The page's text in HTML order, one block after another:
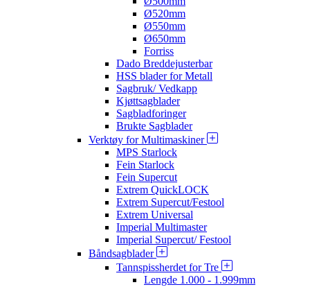
Ø520mm
Ø550mm
Ø650mm
Forriss
Dado Breddejusterbar
HSS blader for Metall
Sagbruk/ Vedkapp
Kjøttsagblader
Sagbladforinger
Brukte Sagblader
Verktøy for Multimaskiner
MPS Starlock
Fein Starlock
Fein Supercut
Extrem QuickLOCK
Extrem Supercut/Festool
Extrem Universal
Imperial Multimaster
Imperial Supercut/ Festool
Båndsagblader
Tannspissherdet for Tre
Lengde 1.000 - 1.999mm